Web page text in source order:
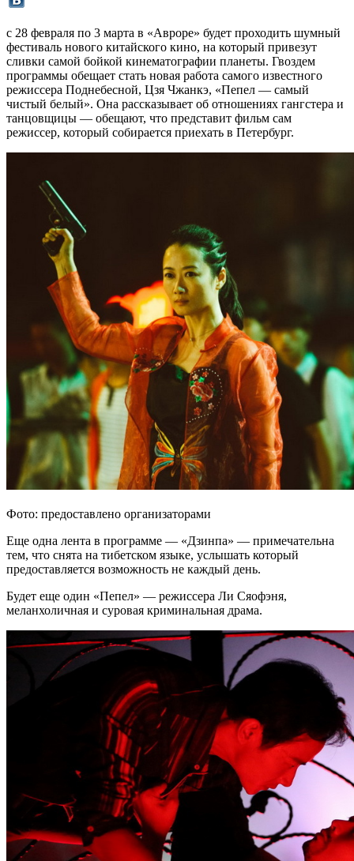
с 28 февраля по 3 марта в «Авроре» будет проходить шумный
фестиваль нового китайского кино, на который привезут
сливки самой бойкой кинематографии планеты. Гвоздем
программы обещает стать новая работа самого известного
режиссера Поднебесной, Цзя Чжанкэ, «Пепел — самый
чистый белый». Она рассказывает об отношениях гангстера и
танцовщицы — обещают, что представит фильм сам
режиссер, который собирается приехать в Петербург.
Фото: предоставлено организаторами
Еще одна лента в программе — «Дзинпа» — примечательна
тем, что снята на тибетском языке, услышать который
предоставляется возможность не каждый день.
Будет еще один «Пепел» — режиссера Ли Сяофэня,
меланхоличная и суровая криминальная драма.